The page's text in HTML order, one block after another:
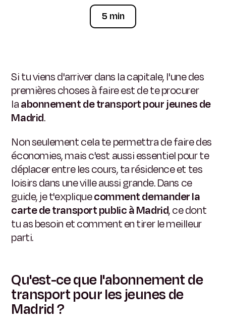
5 min
Si tu viens d'arriver dans la capitale, l'une des
premières choses à faire est de te procurer
laabonnement de transport pour jeunes de
Madrid.
Non seulement cela te permettra de faire des
économies, mais c'est aussi essentiel pour te
déplacer entre les cours, ta résidence et tes
loisirs dans une ville aussi grande. Dans ce
guide, je t'expliquecomment demander la
carte de transport public à Madrid, ce dont
tu as besoin et comment en tirer le meilleur
parti.
Qu'est-ce que l'abonnement de
transport pour les jeunes de
Madrid ?